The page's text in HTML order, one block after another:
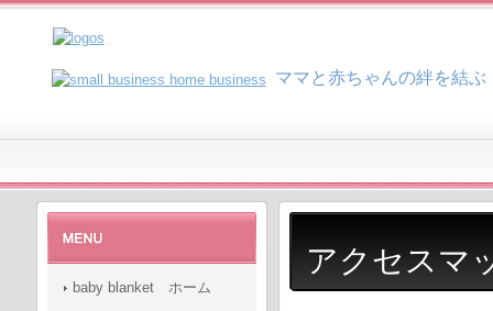
ママと赤ちゃんの絆を結
アクセスマ
baby blanket ホーム